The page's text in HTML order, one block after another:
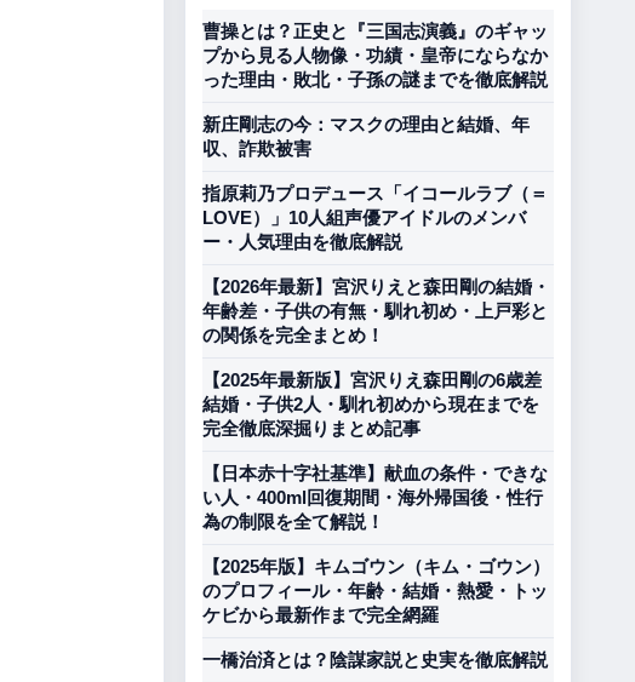
曹操とは？正史と『三国志演義』のギャッ
プから見る人物像・功績・皇帝にならなか
った理由・敗北・子孫の謎までを徹底解説
新庄剛志の今：マスクの理由と結婚、年
収、詐欺被害
指原莉乃プロデュース「イコールラブ（＝
LOVE）」10人組声優アイドルのメンバ
ー・人気理由を徹底解説
【2026年最新】宮沢りえと森田剛の結婚・
年齢差・子供の有無・馴れ初め・上戸彩と
の関係を完全まとめ！
【2025年最新版】宮沢りえ森田剛の6歳差
結婚・子供2人・馴れ初めから現在までを
完全徹底深掘りまとめ記事
【日本赤十字社基準】献血の条件・できな
い人・400ml回復期間・海外帰国後・性行
為の制限を全て解説！
【2025年版】キムゴウン（キム・ゴウン）
のプロフィール・年齢・結婚・熱愛・トッ
ケビから最新作まで完全網羅
一橋治済とは？陰謀家説と史実を徹底解説